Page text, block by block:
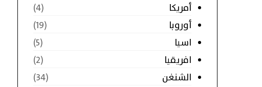
أمريكا
(4)
أوروبا
(19)
اسيا
(5)
افريقيا
(2)
الشنغن
(34)